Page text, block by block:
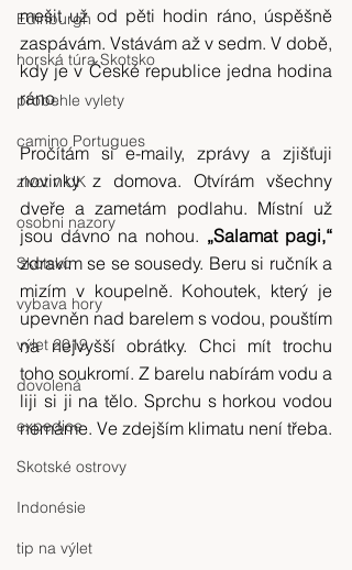
Edinburgh
horská túra Skotsko
probehle vylety
camino Portugues
zivot v UK
osobni nazory
Skotsko
vybava hory
výlet 2019
dovolená
expedice
Skotské ostrovy
Indonésie
tip na výlet
mešit už od pěti hodin ráno, úspěšně
zaspávám. Vstávám až v sedm. V době,
kdy je v České republice jedna hodina
ráno.
Pročítám si e-maily, zprávy a zjišťuji
novinky z domova. Otvírám všechny
dveře a zametám podlahu. Místní už
jsou dávno na nohou. „Salamat pagi,“
zdravím se se sousedy. Beru si ručník a
mizím v koupelně. Kohoutek, který je
upevněn nad barelem s vodou, pouštím
na nejvyšší obrátky. Chci mít trochu
toho soukromí. Z barelu nabírám vodu a
liji si ji na tělo. Sprchu s horkou vodou
nemáme. Ve zdejším klimatu není třeba.